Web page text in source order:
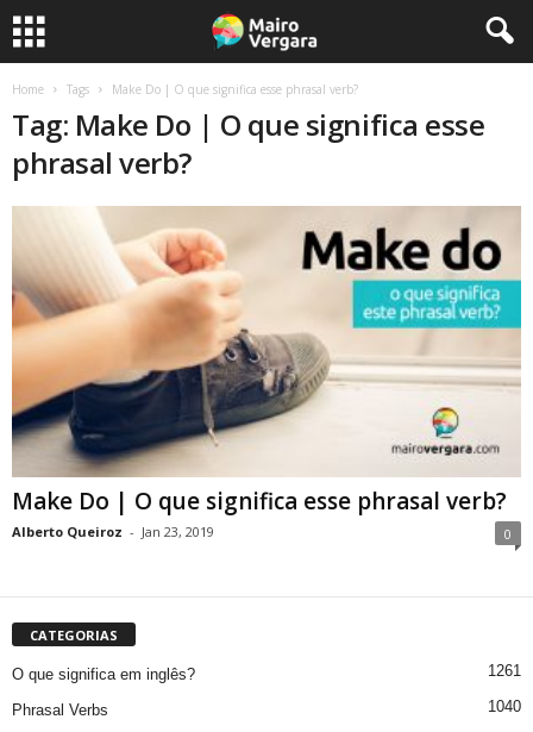
Home Tags Make Do | O que significa esse phrasal verb?
Tag: Make Do | O que significa esse
phrasal verb?
Make Do | O que significa esse phrasal verb?
Alberto Queiroz - Jan 23, 2019 0
CATEGORIAS
O que significa em inglês? 1261
Phrasal Verbs 1040